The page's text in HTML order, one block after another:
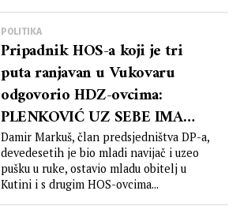
POLITIKA
Pripadnik HOS-a koji je tri
puta ranjavan u Vukovaru
odgovorio HDZ-ovcima:
PLENKOVIĆ UZ SEBE IMA
SAMO BESKIČMENJAKE I
POLTRONE!
Damir Markuš, član predsjedništva DP-a,
devedesetih je bio mladi navijač i uzeo
pušku u ruke, ostavio mladu obitelj u
Kutini i s drugim HOS-ovcima...